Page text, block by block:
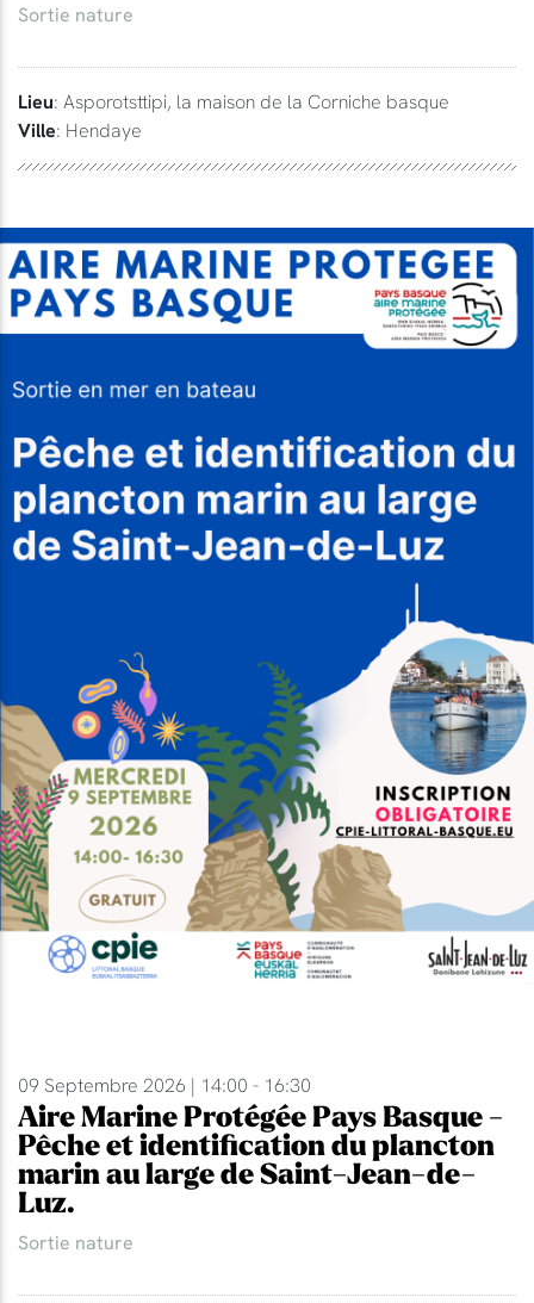
Sortie nature
Lieu: Asporotsttipi, la maison de la Corniche basque
Ville: Hendaye
09 Septembre 2026 | 14:00 - 16:30
Aire Marine Protégée Pays Basque -
Pêche et identification du plancton
marin au large de Saint-Jean-de-
Luz.
Sortie nature